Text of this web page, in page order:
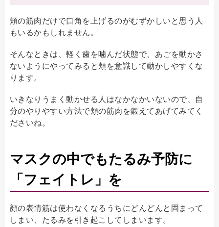
頬の筋肉だけで口角を上げるのがむずかしいと思う人
もいるかもしれません。
そんなときは、軽く歯を噛んだ状態で、あごを動かさ
ないようにやってみると頬を意識して動かしやすくな
ります。
いきなりうまく動かせる人はなかなかいないので、自
分のやりやすい方法で頬の筋肉を鍛えてあげてみてく
ださいね。
マスクの中でもたるみ予防に
「フェイトレ」を
顔の表情筋は使わなくなるうちにどんどんと固まって
しまい、たるみを引き起こしてしまいます。